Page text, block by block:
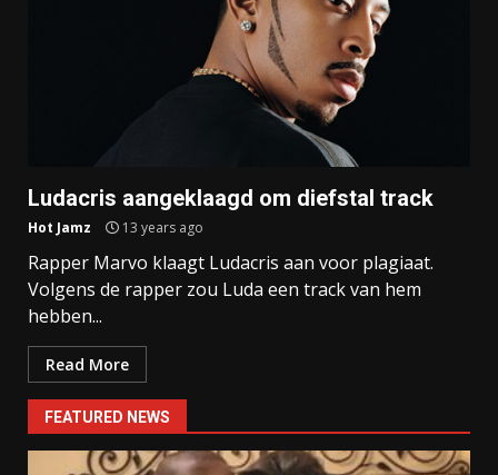
Ludacris aangeklaagd om diefstal track
Hot Jamz 13 years ago
Rapper Marvo klaagt Ludacris aan voor plagiaat.
Volgens de rapper zou Luda een track van hem
hebben...
Read More
FEATURED NEWS